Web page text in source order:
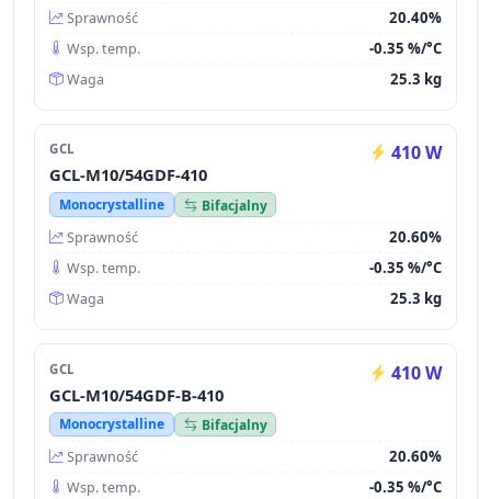
Sprawność
20.40%
Wsp. temp. -0.35 %/°C
Waga 25.3 kg
GCL 410 W
GCL-M10/54GDF-410
Monocrystalline
Bifacjalny
Sprawność
20.60%
Wsp. temp. -0.35 %/°C
Waga 25.3 kg
GCL 410 W
GCL-M10/54GDF-B-410
Monocrystalline
Bifacjalny
Sprawność
20.60%
Wsp. temp. -0.35 %/°C